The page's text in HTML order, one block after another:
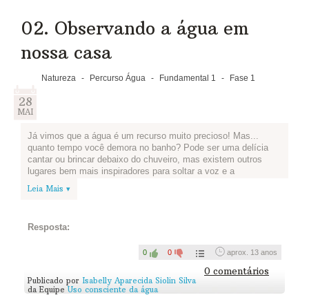
02. Observando a água em
nossa casa
Natureza - Percurso Água - Fundamental 1 - Fase 1
28
MAI
Já vimos que a água é um recurso muito precioso! Mas...
quanto tempo você demora no banho? Pode ser uma delícia
cantar ou brincar debaixo do chuveiro, mas existem outros
lugares bem mais inspiradores para soltar a voz e a
imaginação, não?
da água e observar em sua casa onde sua
1.Observe o consumo de água em sua casa e anote onde você
encontra maiores gastos (observe, por exemplo, como lavam a
louça, limpam o quintal, tomam banho e escovam os dentes).
Leia Mais ▾
Resposta:
0 0 aprox. 13 anos
0 comentários
Publicado por Isabelly Aparecida Siolin Silva
da Equipe Uso consciente da água